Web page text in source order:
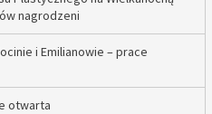
nagrodzeni
i Emilianowie – prace
otwarta